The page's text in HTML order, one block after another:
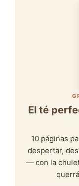
El té
10 páginas
despertar,
— con la